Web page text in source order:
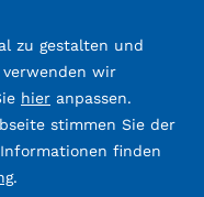
&
zu gestalten und
wir
hier anpassen.
stimmen Sie der
finden
.